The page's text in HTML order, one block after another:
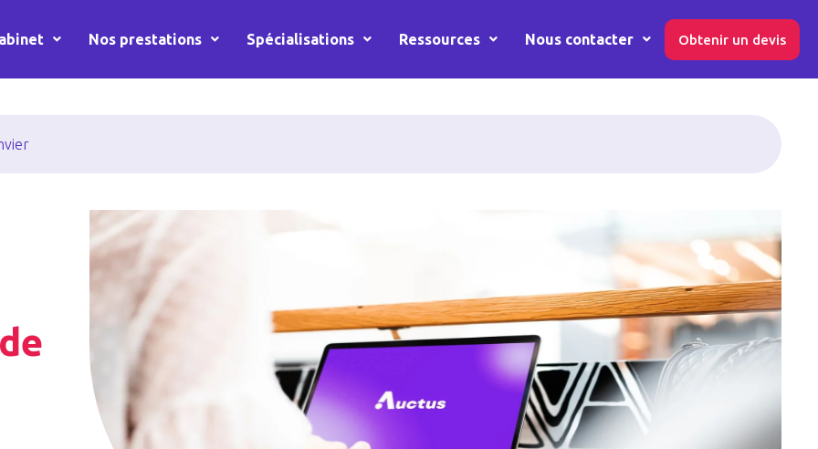
Nos prestations Spécialisations Ressources Nous contacter Obtenir un devis